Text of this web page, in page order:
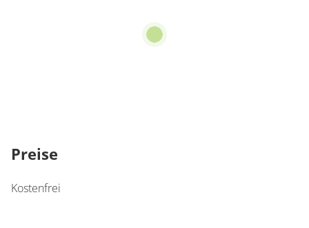
Preise
Kostenfrei